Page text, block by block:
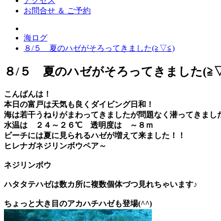
お問合せ ＆ ご予約
海ログ
８/５ 夏のハゼがそろってきました(≧▽≦)
８/５ 夏のハゼがそろってきました
こんばんは！
本日の富戸は天気も良くダイビング日和！
海は若干うねりがまわってきましたが問題なく潜ってきまし
水温は ２４～２６℃
透明度は ～８ｍ
ビーチには夏に見られるハゼが増えて来ました！！
ヒレナガネジリンボウペア～
ネジリンボウ
ハタタテハゼは数カ所に複数個体づつ見れちゃいます♪
ちょっと大き目のアカハチハゼも登場(^^)